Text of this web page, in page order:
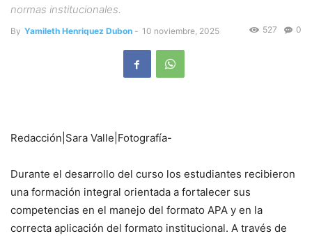
normas institucionales.
By Yamileth Henriquez Dubon - 10 noviembre, 2025 0
527
Redacción|Sara Valle|Fotografía-
Durante el desarrollo del curso los estudiantes recibieron
una formación integral orientada a fortalecer sus
competencias en el manejo del formato APA y en la
correcta aplicación del formato institucional. A través de